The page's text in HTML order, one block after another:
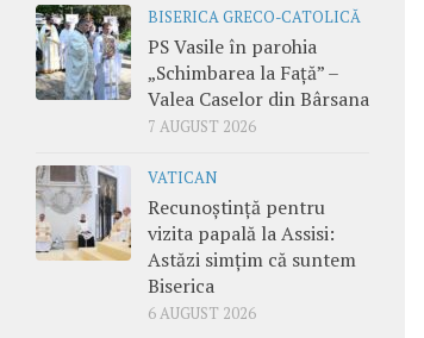
BISERICA GRECO-CATOLICĂ
PS Vasile în parohia
„Schimbarea la Față” –
Valea Caselor din Bârsana
7 AUGUST 2026
VATICAN
Recunoștință pentru
vizita papală la Assisi:
Astăzi simțim că suntem
Biserica
6 AUGUST 2026